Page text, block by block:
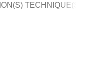
TECHNIQUE(S)